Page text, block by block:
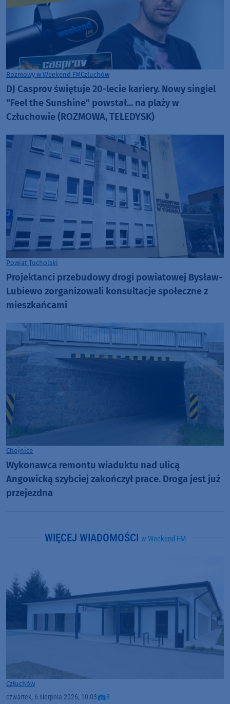
Rozmowy w Weekend FMCzłuchów
DJ Casprov świętuje 20-lecie kariery. Nowy singiel
"Feel the Sunshine" powstał... na plaży w
Człuchowie (ROZMOWA, TELEDYSK)
Powiat Tucholski
Projektanci przebudowy drogi powiatowej Bysław-
Lubiewo zorganizowali konsultacje społeczne z
mieszkańcami
Chojnice
Wykonawca remontu wiaduktu nad ulicą
Angowicką szybciej zakończył prace. Droga jest już
przejezdna
WIĘCEJ WIADOMOŚCI w Weekend FM
Człuchów
czwartek, 6 sierpnia 2026, 10:03 8